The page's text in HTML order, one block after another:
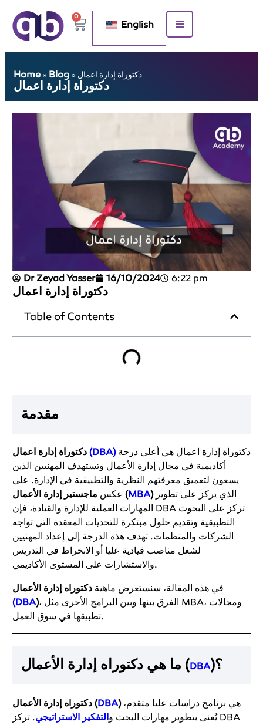
0
English
Home » Blog » دكتوراة إدارة اعمال
دكتوراة إدارة اعمال
Dr Zeyad Yasser 16/10/2024 6:22 pm
دكتوراة إدارة اعمال
Table of Contents
مقدمة
(DBA)دكتوراة إدارة اعمال هي أعلى درجة
أكاديمية في مجال إدارة الأعمال وتستهدف المهنيين الذين
يسعون لتعميق معرفتهم النظرية والتطبيقية في الإدارة. على
عكس ماجستير إدارة الأعمال (MBA)الذي يركز على تطوير
المهارات العملية للإدارة والقيادة، فإن DBA تركز على البحوث
التطبيقية وتقديم حلول مبتكرة للتحديات المعقدة التي تواجه
الشركات والمنظمات. تهدف هذه الدرجة إلى إعداد المهنيين
لشغل مناصب قيادية عليا أو الانخراط في التدريس
والاستشارات على المستوى الأكاديمي.
في هذه المقالة، سنستعرض ماهية دكتوراه إدارة الأعمال
(DBA)، الفرق بينها وبين البرامج الأخرى مثل MBA، ومجالات
تطبيقها في سوق العمل.
ما هي دكتوراه إدارة الأعمال (DBA )؟
دكتوراه إدارة الأعمال (DBA)هي برنامج دراسات عليا متقدم،
يُعنى بتطوير مهارات البحث و التفكير الاستراتيجي. تركز DBA